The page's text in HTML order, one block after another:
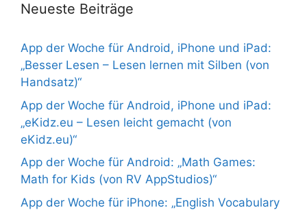
Neueste Beiträge
App der Woche für Android, iPhone und iPad:
„Besser Lesen – Lesen lernen mit Silben (von
Handsatz)“
App der Woche für Android, iPhone und iPad:
„eKidz.eu – Lesen leicht gemacht (von
eKidz.eu)“
App der Woche für Android: „Math Games:
Math for Kids (von RV AppStudios)“
App der Woche für iPhone: „English Vocabulary